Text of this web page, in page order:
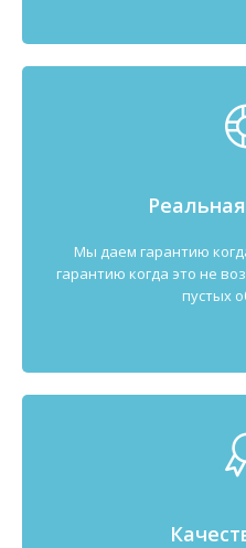
Мы даем гарантию
гарантию когда это не
пустых